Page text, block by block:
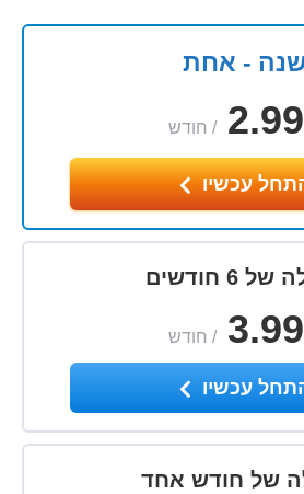
- אחת
2.99
/ חודש
עכשיו
6 חודשים
3.99
/ חודש
עכשיו
של חודש אחד